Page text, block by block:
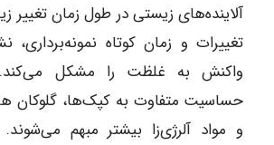
آلاینده‌های زیستی در طول زمان تغییر
تغییرات و زمان کوتاه نمونه‌برداری،
واکنش به غلظت را مشکل می‌کند.
حساسیت متفاوت به کپک‌ها، گلوکان
و مواد آلرژی‌زا بیشتر مبهم